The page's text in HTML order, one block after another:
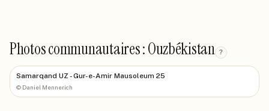
Photos communautaires : Ouzbékistan ?
Samarqand UZ - Gur-e-Amir Mausoleum 25
© Daniel Mennerich